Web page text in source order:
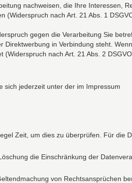
nachweisen, die Ihre Interessen,
(Widerspruch nach Art. 21 Abs. 1
gegen die Verarbeitung Sie
Direktwerbung in Verbindung steht.
nach Art. 21 Abs. 2
sich jederzeit unter der im Impressum
Zeit, um dies zu überprüfen. Für die
die Einschränkung der
von Rechtsansprüchen